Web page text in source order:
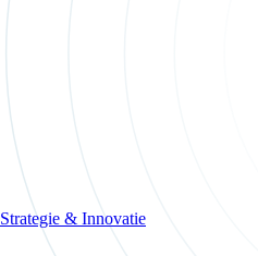
Strategie & Innovatie